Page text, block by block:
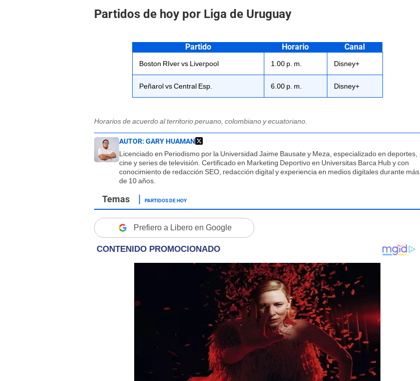
Partidos de hoy por Liga de Uruguay
Partido Horario Canal
Boston RIver vs Liverpool 1.00 p. m. Disney+
Peñarol vs Central Esp. 6.00 p. m. Disney+
Horarios de acuerdo al territorio peruano, colombiano y ecuatoriano.
AUTOR: GARY HUAMAN
Licenciado en Periodismo por la Universidad Jaime Bausate y Meza, especializado en deportes,
cine y series de televisión. Certificado en Marketing Deportivo en Universitas Barca Hub y con
conocimiento de redacción SEO, redacción digital y experiencia en medios digitales durante más
de 10 años.
PARTIDOS DE HOY
Prefiero a Libero en Google